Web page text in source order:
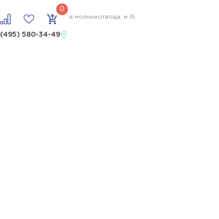
(495) 580-34-49
Серия СМГ, высота молниеотвода, м 15